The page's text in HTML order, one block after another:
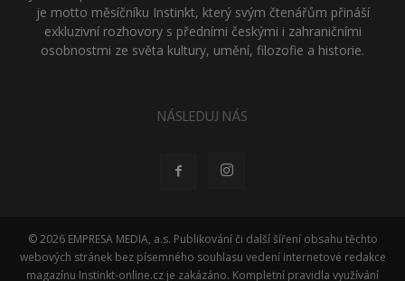
je motto měsíčníku Instinkt, který svým čtenářům přináší
exkluzivní rozhovory s předními českými i zahraničními
osobnostmi ze světa kultury, umění, filozofie a historie.
NÁSLEDUJ NÁS
© 2026 EMPRESA MEDIA, a.s. Publikování či další šíření obsahu těchto
webových stránek bez písemného souhlasu vedení internetové redakce
magazínu Instinkt-online.cz je zakázáno. Kompletní pravidla využívání